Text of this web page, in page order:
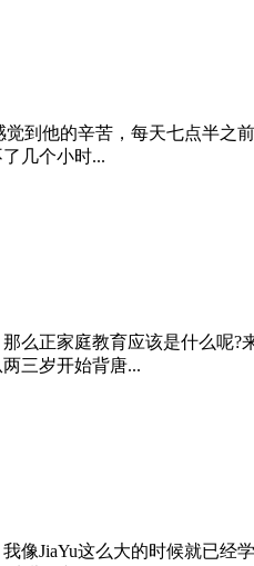
到他的辛苦，每天七点半
几个小时...
么正家庭教育应该是什么呢
三岁开始背唐...
像JiaYu这么大的时候就已